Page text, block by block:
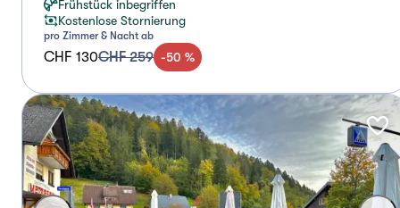
Frühstück inbegriffen
Kostenlose Stornierung
pro Zimmer & Nacht ab
CHF 130CHF 259 -50 %